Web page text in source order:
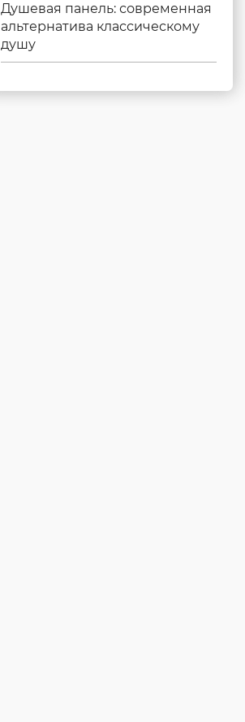
Душевая панель: современная
альтернатива классическому
душу